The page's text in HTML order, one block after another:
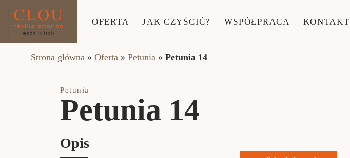
OFERTA JAK CZYŚCIĆ? WSPÓŁPRACA KONTAKT
Strona główna » Oferta » Petunia » Petunia 14
Petunia
Petunia 14
Opis